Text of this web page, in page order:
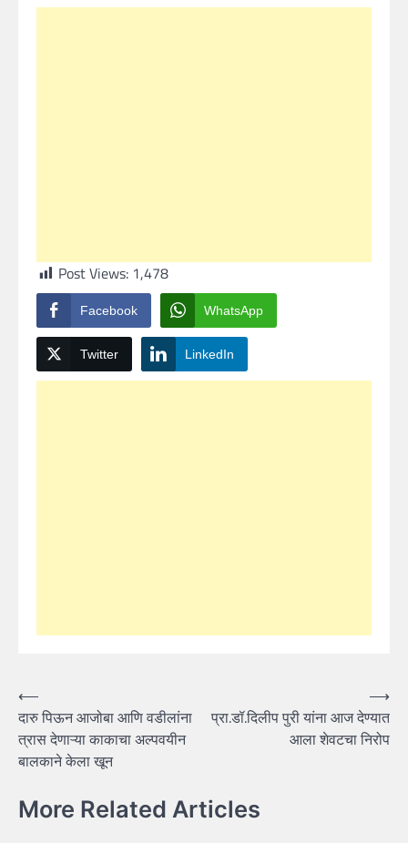
Post Views: 1,478
Facebook WhatsApp
Twitter LinkedIn
Post
navigation
⟵
दारु पिऊन आजोबा आणि वडीलांना
त्रास देणाऱ्या काकाचा अल्पवयीन
बालकाने केला खून
प्रा.डॉ.दिलीप पुरी यांना आज देण्यात
आला शेवटचा निरोप
⟶
More Related Articles